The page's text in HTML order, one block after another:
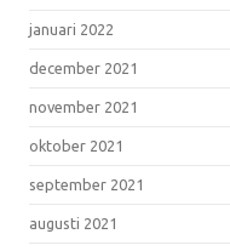
januari 2022
december 2021
november 2021
oktober 2021
september 2021
augusti 2021